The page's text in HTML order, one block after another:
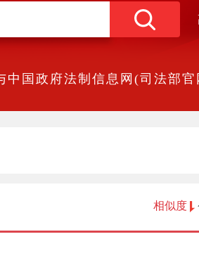
国政府法制信息网(司法部
相似度